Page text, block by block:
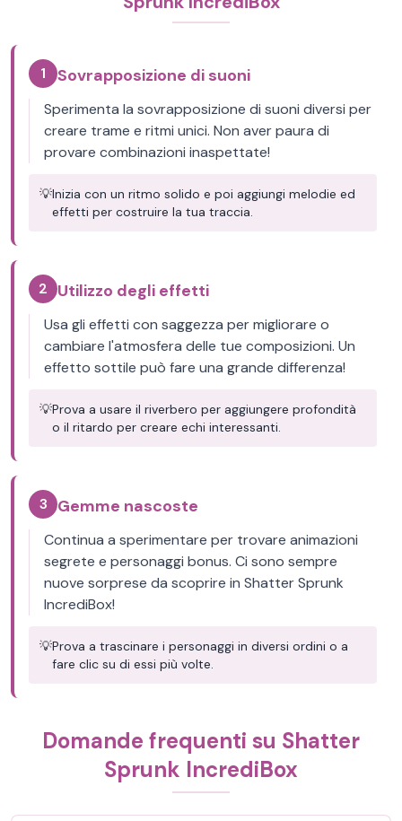
1 Sovrapposizione di suoni
Sperimenta la sovrapposizione di suoni diversi per
creare trame e ritmi unici. Non aver paura di
provare combinazioni inaspettate!
💡Inizia con un ritmo solido e poi aggiungi melodie ed
effetti per costruire la tua traccia.
2 Utilizzo degli effetti
Usa gli effetti con saggezza per migliorare o
cambiare l'atmosfera delle tue composizioni. Un
effetto sottile può fare una grande differenza!
💡Prova a usare il riverbero per aggiungere profondità
o il ritardo per creare echi interessanti.
3 Gemme nascoste
Continua a sperimentare per trovare animazioni
segrete e personaggi bonus. Ci sono sempre
nuove sorprese da scoprire in Shatter Sprunk
IncrediBox!
💡Prova a trascinare i personaggi in diversi ordini o a
fare clic su di essi più volte.
Domande frequenti su Shatter
Sprunk IncrediBox